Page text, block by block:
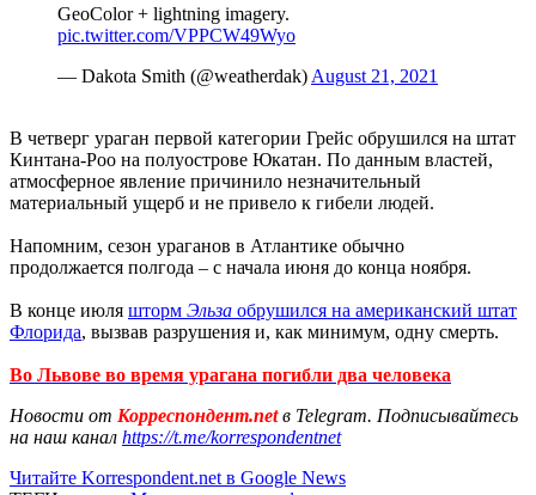
GeoColor + lightning imagery.
pic.twitter.com/VPPCW49Wyo
— Dakota Smith (@weatherdak) August 21, 2021
В четверг ураган первой категории Грейс обрушился на штат
Кинтана-Роо на полуострове Юкатан. По данным властей,
атмосферное явление причинило незначительный
материальный ущерб и не привело к гибели людей.
Напомним, сезон ураганов в Атлантике обычно
продолжается полгода – с начала июня до конца ноября.
В конце июля шторм Эльза обрушился на американский штат
Флорида, вызвав разрушения и, как минимум, одну смерть.
Во Львове во время урагана погибли два человека
Новости от Корреспондент.netв Telegram. Подписывайтесь
на наш канал https://t.me/korrespondentnet
Читайте Korrespondent.net в Google News